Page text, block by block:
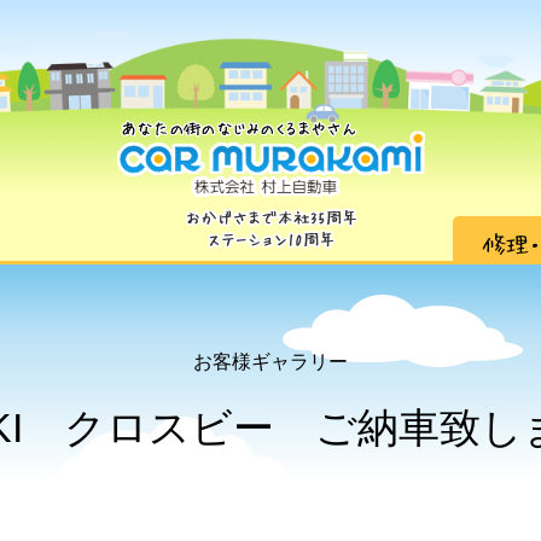
お客様ギャラリー
クロスビー ご納車致し